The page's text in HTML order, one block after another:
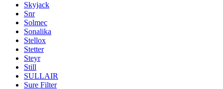
Skyjack
Snr
Solmec
Sonalika
Stellox
Stetter
Steyr
Still
SULLAIR
Sure Filter